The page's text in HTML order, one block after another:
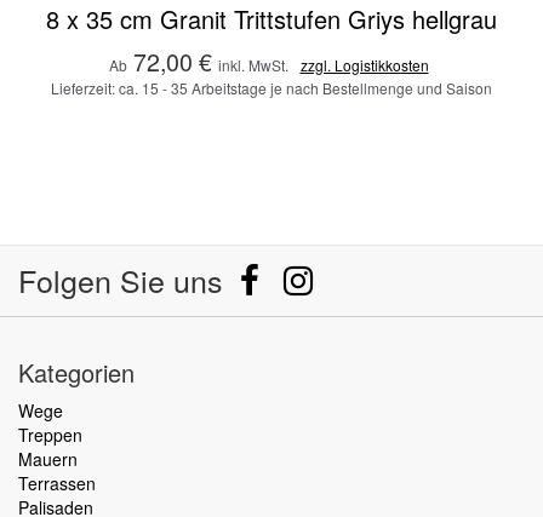
8 x 35 cm Granit Trittstufen Griys hellgrau
Ab 72,00 € inkl. MwSt.
zzgl. Logistikkosten
Lieferzeit: ca. 15 - 35 Arbeitstage je nach Bestellmenge und Saison
Folgen Sie uns
Kategorien
Wege
Treppen
Mauern
Terrassen
Palisaden